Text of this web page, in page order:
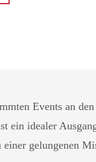
Events an
ein idealer
gelungenen